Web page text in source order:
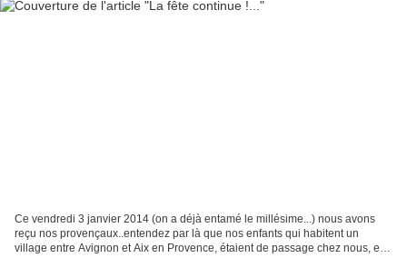
Ce vendredi 3 janvier 2014 (on a déjà entamé le millésime...) nous avons
reçu nos provençaux..entendez par là que nos enfants qui habitent un
village entre Avignon et Aix en Provence, étaient de passage chez nous, en